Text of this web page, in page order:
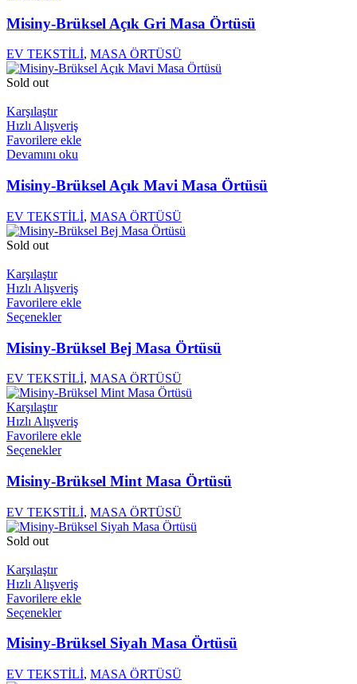
Misiny-Brüksel Açık Gri Masa Örtüsü
EV TEKSTİLİ, MASA ÖRTÜSÜ
Sold out
Karşılaştır
Hızlı Alışveriş
Favorilere ekle
Devamını oku
Misiny-Brüksel Açık Mavi Masa Örtüsü
EV TEKSTİLİ, MASA ÖRTÜSÜ
Sold out
Karşılaştır
Hızlı Alışveriş
Favorilere ekle
Seçenekler
Misiny-Brüksel Bej Masa Örtüsü
EV TEKSTİLİ, MASA ÖRTÜSÜ
Karşılaştır
Hızlı Alışveriş
Favorilere ekle
Seçenekler
Misiny-Brüksel Mint Masa Örtüsü
EV TEKSTİLİ, MASA ÖRTÜSÜ
Sold out
Karşılaştır
Hızlı Alışveriş
Favorilere ekle
Seçenekler
Misiny-Brüksel Siyah Masa Örtüsü
EV TEKSTİLİ, MASA ÖRTÜSÜ